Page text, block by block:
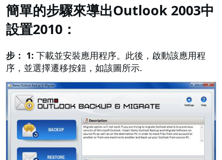
簡單的步驟來導出Outlook 2003中
設置2010：
步： 1: 下載並安裝應用程序。此後，啟動該應用程
序，並選擇遷移按鈕，如該圖所示.